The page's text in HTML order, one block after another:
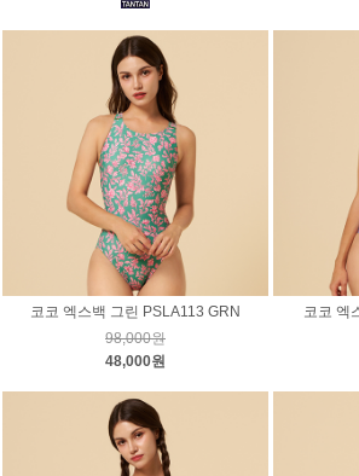
코코 엑스백 그린 PSLA113 GRN
98,000원
48,000원
코코 엑